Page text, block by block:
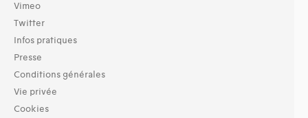
Vimeo
Twitter
Infos pratiques
Presse
Conditions générales
Vie privée
Cookies